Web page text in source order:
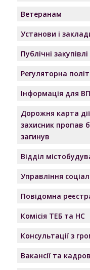
Ветеранам
Установи і
Публічні закупівлі
Регуляторна
Інформація для
Дорожня карта
захисник пропав
загинув
Відділ
Управління
Повідомна
Комісія ТЕБ та НС
Консультації з
Вакансії та